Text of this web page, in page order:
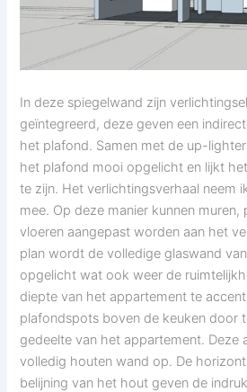
In deze spiegelwand zijn
geïntegreerd, deze geven een
het plafond. Samen met de up-
het plafond mooi opgelicht en lijkt
te zijn. Het verlichtingsverhaal neem
mee. Op deze manier kunnen
vloeren aangepast worden aan het
plan wordt de volledige glaswand
opgelicht wat ook weer de
diepte van het appartement te
plafondspots boven de keuken door
gedeelte van het appartement. Deze
volledig houten wand op. De
belijning van het hout geven de